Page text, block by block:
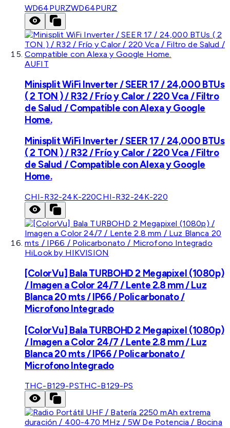
WD64PURZWD64PURZ
AUFIT
Minisplit WiFi Inverter / SEER 17 / 24,000 BTUs
( 2 TON ) / R32 / Frío y Calor / 220 Vca / Filtro
de Salud / Compatible con Alexa y Google
Home.
Minisplit WiFi Inverter / SEER 17 / 24,000 BTUs
( 2 TON ) / R32 / Frío y Calor / 220 Vca / Filtro
de Salud / Compatible con Alexa y Google
Home.
CHI-R32-24K-220CHI-R32-24K-220
HiLook by HIKVISION
[ColorVu] Bala TURBOHD 2 Megapixel (1080p)
/ Imagen a Color 24/7 / Lente 2.8 mm / Luz
Blanca 20 mts / IP66 / Policarbonato /
Microfono Integrado
[ColorVu] Bala TURBOHD 2 Megapixel (1080p)
/ Imagen a Color 24/7 / Lente 2.8 mm / Luz
Blanca 20 mts / IP66 / Policarbonato /
Microfono Integrado
THC-B129-PSTHC-B129-PS